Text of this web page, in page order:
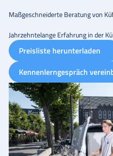
Maßgeschneiderte Beratung von
Jahrzehntelange Erfahrung in der
Preisliste herunterladen
Kennenlerngespräch